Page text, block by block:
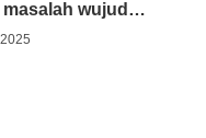
wujud
ini berpunca